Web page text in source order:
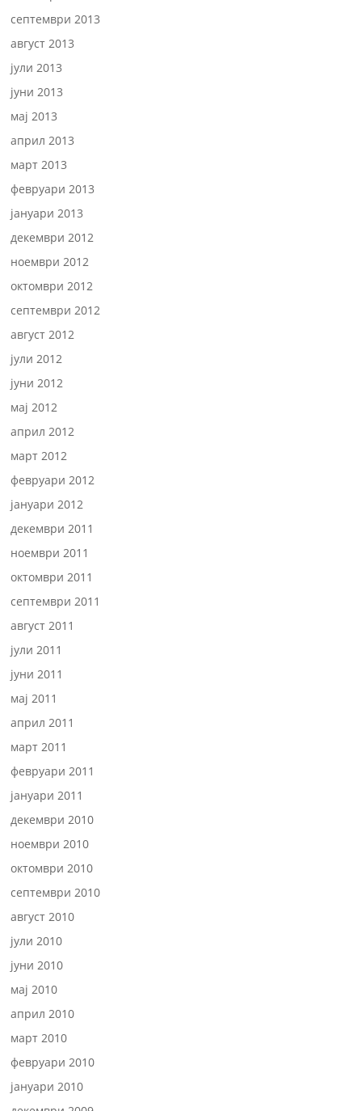
септември 2013
август 2013
јули 2013
јуни 2013
мај 2013
април 2013
март 2013
февруари 2013
јануари 2013
декември 2012
ноември 2012
октомври 2012
септември 2012
август 2012
јули 2012
јуни 2012
мај 2012
април 2012
март 2012
февруари 2012
јануари 2012
декември 2011
ноември 2011
октомври 2011
септември 2011
август 2011
јули 2011
јуни 2011
мај 2011
април 2011
март 2011
февруари 2011
јануари 2011
декември 2010
ноември 2010
октомври 2010
септември 2010
август 2010
јули 2010
јуни 2010
мај 2010
април 2010
март 2010
февруари 2010
јануари 2010